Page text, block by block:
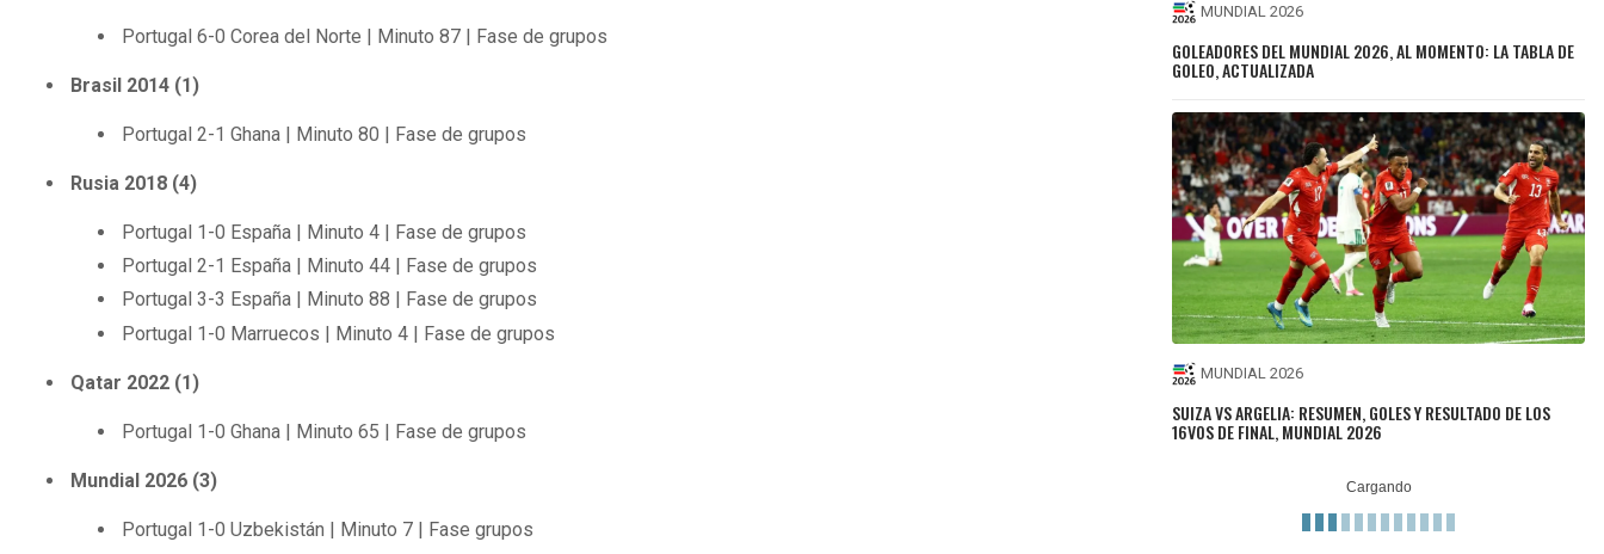
Portugal 6-0 Corea del Norte | Minuto 87 | Fase de grupos
Brasil 2014 (1)
Portugal 2-1 Ghana | Minuto 80 | Fase de grupos
Rusia 2018 (4)
Portugal 1-0 España | Minuto 4 | Fase de grupos
Portugal 2-1 España | Minuto 44 | Fase de grupos
Portugal 3-3 España | Minuto 88 | Fase de grupos
Portugal 1-0 Marruecos | Minuto 4 | Fase de grupos
Qatar 2022 (1)
Portugal 1-0 Ghana | Minuto 65 | Fase de grupos
Mundial 2026 (3)
Portugal 1-0 Uzbekistán | Minuto 7 | Fase grupos
MUNDIAL 2026
GOLEADORES DEL MUNDIAL 2026, AL MOMENTO: LA TABLA DE
GOLEO, ACTUALIZADA
MUNDIAL 2026
SUIZA VS ARGELIA: RESUMEN, GOLES Y RESULTADO DE LOS
16VOS DE FINAL, MUNDIAL 2026